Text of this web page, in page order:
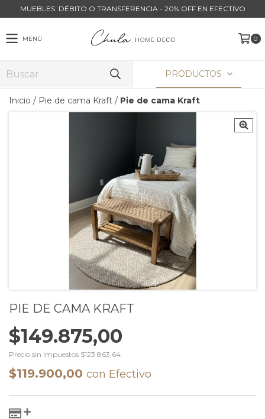
MUEBLES: DÉBITO O TRANSFERENCIA - 20% OFF EN EFECTIVO
MENÚ 0
PRODUCTOS
Inicio / Pie de cama Kraft / Pie de cama Kraft
PIE DE CAMA KRAFT
$149.875,00
Precio sin impuestos $123.863,64
$119.900,00 con Efectivo